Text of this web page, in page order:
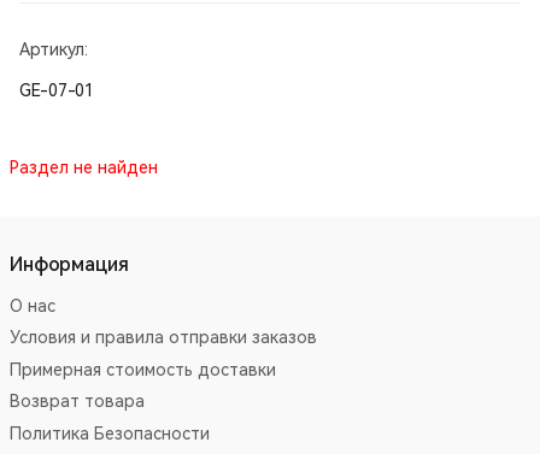
Артикул:
GE-07-01
Раздел не найден
Информация
О нас
Условия и правила отправки заказов
Примерная стоимость доставки
Возврат товара
Политика Безопасности